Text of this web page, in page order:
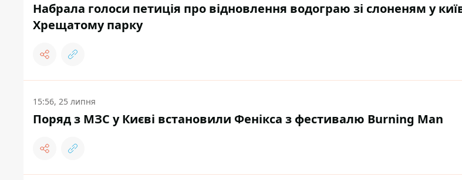
Набрала голоси петиція про відновлення водограю зі слоненям у
Хрещатому парку
15:56, 25 липня
Поряд з МЗС у Києві встановили Фенікса з фестивалю Burning Man